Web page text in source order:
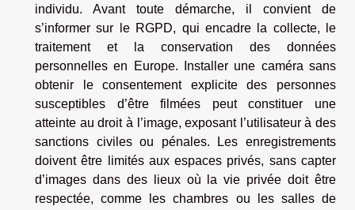
individu. Avant toute démarche, il convient de
s’informer sur le RGPD, qui encadre la collecte, le
traitement et la conservation des données
personnelles en Europe. Installer une caméra sans
obtenir le consentement explicite des personnes
susceptibles d’être filmées peut constituer une
atteinte au droit à l’image, exposant l’utilisateur à des
sanctions civiles ou pénales. Les enregistrements
doivent être limités aux espaces privés, sans capter
d’images dans des lieux où la vie privée doit être
respectée, comme les chambres ou les salles de